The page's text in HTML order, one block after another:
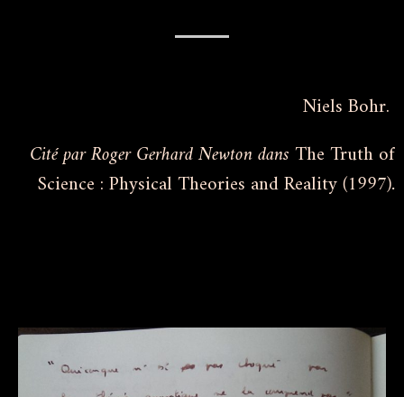
Niels Bohr.
Cité par Roger Gerhard Newton dansThe Truth of
Science : Physical Theories and Reality(1997).